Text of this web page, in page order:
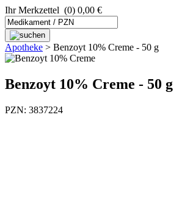
Ihr Merkzettel (0) 0,00 €
Apotheke > Benzoyt 10% Creme - 50 g
Benzoyt 10% Creme - 50 g
PZN: 3837224